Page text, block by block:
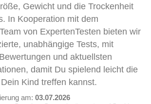
Gewicht und die Trockenheit
In Kooperation mit dem
von ExpertenTesten bieten wir
unabhängige Tests, mit
und aktuellsten
damit Du spielend leicht die
Kind treffen kannst.
am: 03.07.2026